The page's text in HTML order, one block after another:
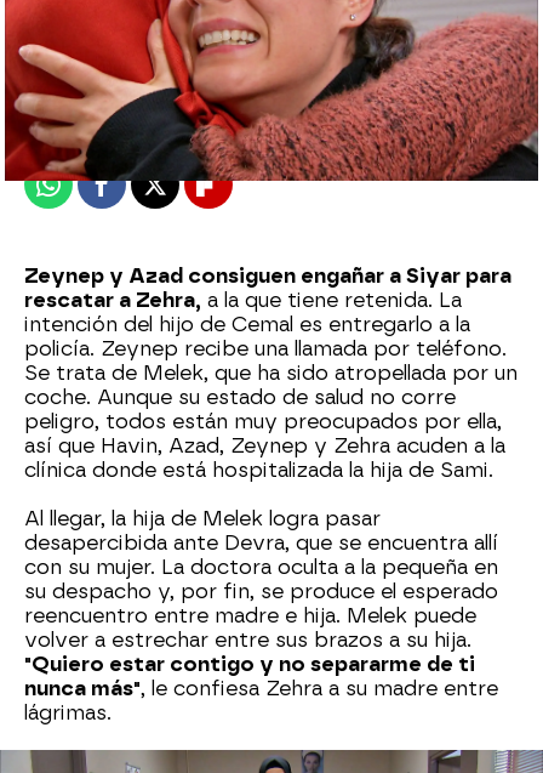
Nova
Publicado: 01 de julio de 2024, 16:57
WhatsappFacebook
X Flipboard
Zeynep y Azad consiguen engañar a Siyar para
rescatar a Zehra, a la que tiene retenida. La
intención del hijo de Cemal es entregarlo a la
policía. Zeynep recibe una llamada por teléfono.
Se trata de Melek, que ha sido atropellada por un
coche. Aunque su estado de salud no corre
peligro, todos están muy preocupados por ella,
así que Havin, Azad, Zeynep y Zehra acuden a la
clínica donde está hospitalizada la hija de Sami.
Al llegar, la hija de Melek logra pasar
desapercibida ante Devra, que se encuentra allí
con su mujer. La doctora oculta a la pequeña en
su despacho y, por fin, se produce el esperado
reencuentro entre madre e hija. Melek puede
volver a estrechar entre sus brazos a su hija.
"Quiero estar contigo y no separarme de ti
nunca más", le confiesa Zehra a su madre entre
lágrimas.